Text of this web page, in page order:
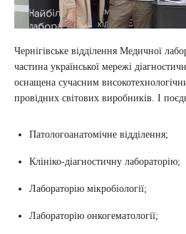
Чернігівське відділення Медичної
частина української мережі
оснащена сучасним
провідних світових виробників. І
Патологоанатомічне відділення;
Клініко-діагностичну лабораторію;
Лабораторію мікробіології;
Лабораторію онкогематології;